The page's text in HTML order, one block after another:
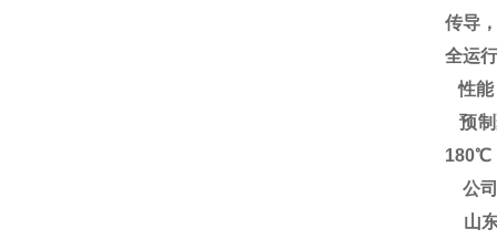
传导
全运
性
预制
180℃
公
山东